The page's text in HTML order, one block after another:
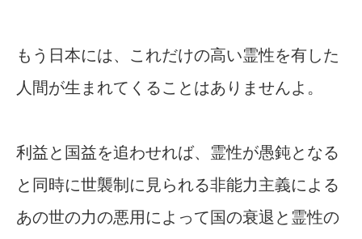
もう日本には、これだけの高い霊性を有した
人間が生まれてくることはありませんよ。
利益と国益を追わせれば、霊性が愚鈍となる
と同時に世襲制に見られる非能力主義による
あの世の力の悪用によって国の衰退と霊性の